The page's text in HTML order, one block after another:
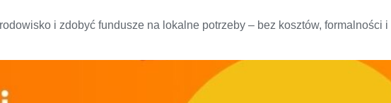
i zdobyć fundusze na lokalne potrzeby – bez kosztów, formalności